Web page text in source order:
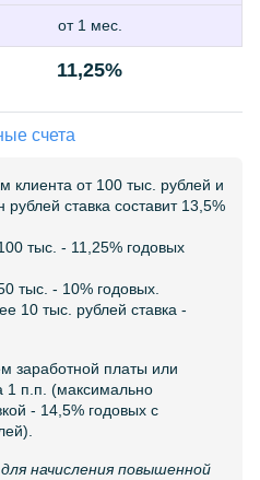
от 1 мес.
11,25%
счета
клиента от 100 тыс. рублей и
ставка составит 13,5%
тыс. - 11,25% годовых
тыс. - 10% годовых.
10 тыс. рублей ставка -
заработной платы или
1 п.п. (максимально
- 14,5% годовых с
начисления повышенной